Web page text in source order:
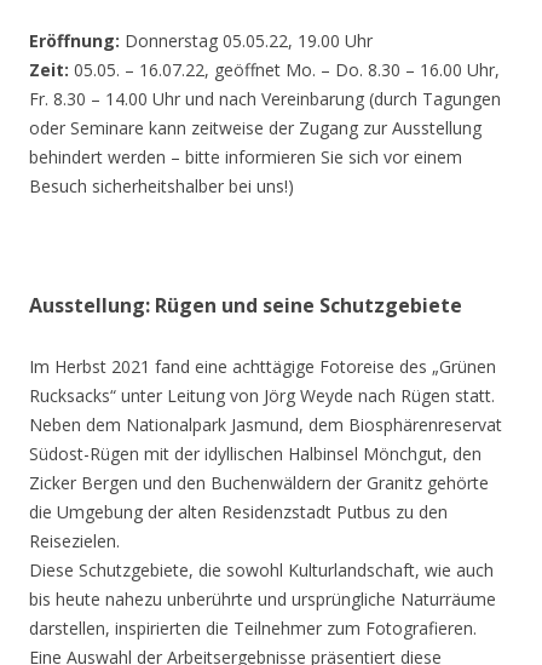
Eröffnung: Donnerstag 05.05.22, 19.00 Uhr
Zeit: 05.05. – 16.07.22, geöffnet Mo. – Do. 8.30 – 16.00 Uhr,
Fr. 8.30 – 14.00 Uhr und nach Vereinbarung (durch Tagungen
oder Seminare kann zeitweise der Zugang zur Ausstellung
behindert werden – bitte informieren Sie sich vor einem
Besuch sicherheitshalber bei uns!)
Ausstellung: Rügen und seine Schutzgebiete
Im Herbst 2021 fand eine achttägige Fotoreise des „Grünen
Rucksacks“ unter Leitung von Jörg Weyde nach Rügen statt.
Neben dem Nationalpark Jasmund, dem Biosphärenreservat
Südost-Rügen mit der idyllischen Halbinsel Mönchgut, den
Zicker Bergen und den Buchenwäldern der Granitz gehörte
die Umgebung der alten Residenzstadt Putbus zu den
Reisezielen.
Diese Schutzgebiete, die sowohl Kulturlandschaft, wie auch
bis heute nahezu unberührte und ursprüngliche Naturräume
darstellen, inspirierten die Teilnehmer zum Fotografieren.
Eine Auswahl der Arbeitsergebnisse präsentiert diese